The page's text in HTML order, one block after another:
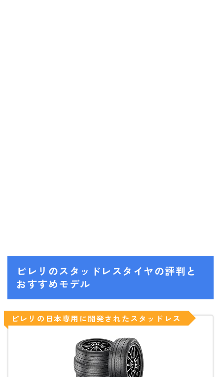
ピレリのスタッドレスタイヤの評判と
おすすめモデル
ピレリの日本専用に開発されたスタッドレス